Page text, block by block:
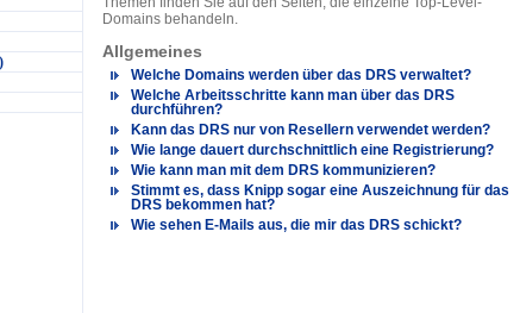
Domains behandeln.
Allgemeines
Welche Domains werden über das DRS verwaltet?
Welche Arbeitsschritte kann man über das DRS
durchführen?
Kann das DRS nur von Resellern verwendet werden?
Wie lange dauert durchschnittlich eine Registrierung?
Wie kann man mit dem DRS kommunizieren?
Stimmt es, dass Knipp sogar eine Auszeichnung für das
DRS bekommen hat?
Wie sehen E-Mails aus, die mir das DRS schickt?